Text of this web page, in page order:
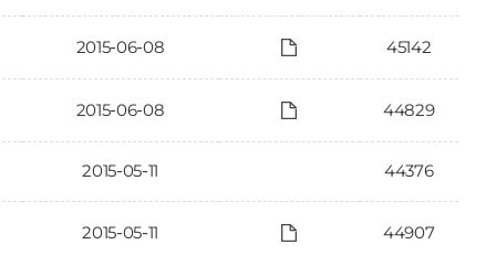
2015-06-08 45142
2015-06-08 44829
2015-05-11 44376
2015-05-11 44907